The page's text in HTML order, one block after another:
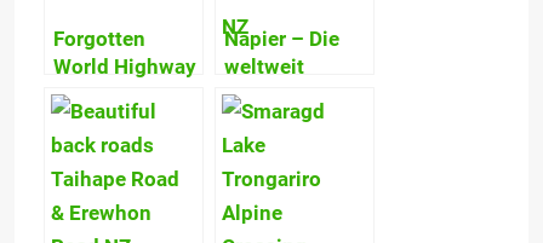
Forgotten
World Highway
– Neuseelands
schönste &
spektakulärste
Nebenstraße!
Napier – Die
weltweit
schönste Stadt
im Art-déco-
Stil!